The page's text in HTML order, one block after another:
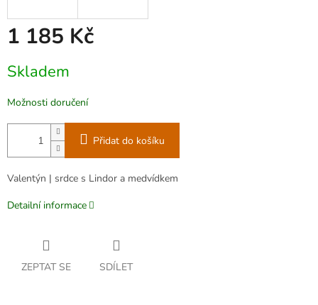
1 185 Kč
cena:
Skladem
Možnosti doručení
Přidat do košíku
Valentýn | srdce s Lindor a medvídkem
Detailní informace
ZEPTAT SE SDÍLET